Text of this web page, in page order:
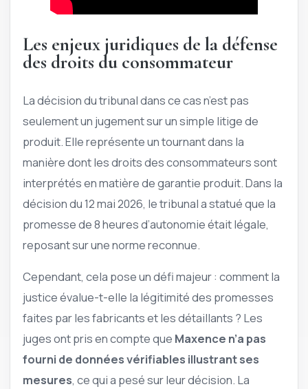
Les enjeux juridiques de la défense
des droits du consommateur
La décision du tribunal dans ce cas n’est pas
seulement un jugement sur un simple litige de
produit. Elle représente un tournant dans la
manière dont les droits des consommateurs sont
interprétés en matière de garantie produit. Dans la
décision du 12 mai 2026, le tribunal a statué que la
promesse de 8 heures d’autonomie était légale,
reposant sur une norme reconnue.
Cependant, cela pose un défi majeur : comment la
justice évalue-t-elle la légitimité des promesses
faites par les fabricants et les détaillants ? Les
juges ont pris en compte que Maxence n’a pas
fourni de données vérifiables illustrant ses
mesures, ce qui a pesé sur leur décision. La